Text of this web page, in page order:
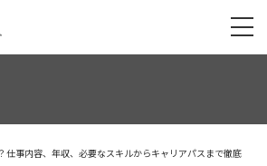
仕事内容、年収、必要なスキルからキャリアパスまで徹底